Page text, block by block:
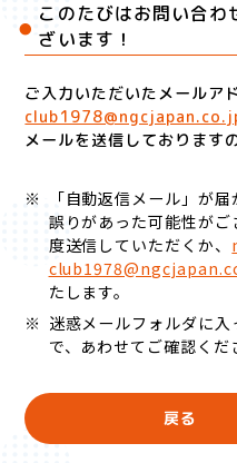
このたびはお問い合
ざいます！
ご入力いただいたメールア
メールを送信しております
※
「自動返信メール」が
誤りがあった可能性がご
度送信していただくか、
たします。
※ 迷惑メールフォルダに
で、あわせてご確認くだ
戻る